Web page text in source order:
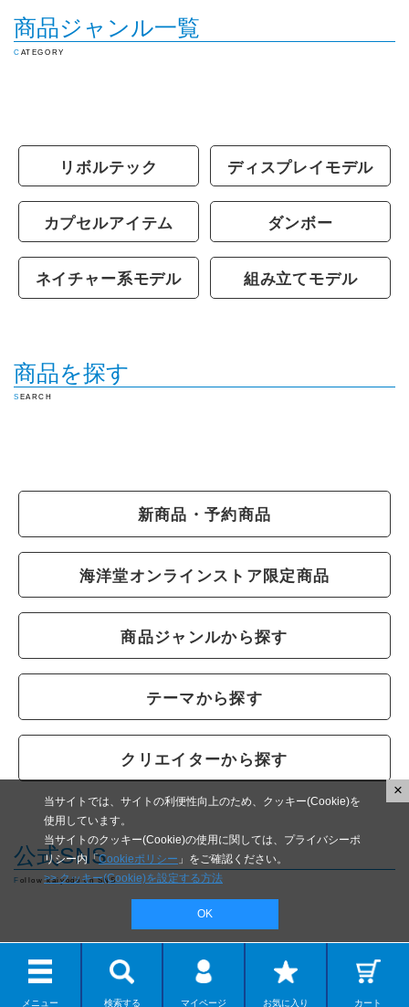
商品ジャンル一覧
CATEGORY
リボルテック ディスプレイモデル
カプセルアイテム ダンボー
ネイチャー系モデル 組み立てモデル
商品を探す
SEARCH
新商品・予約商品
海洋堂オンラインストア限定商品
商品ジャンルから探す
テーマから探す
クリエイターから探す
公式SNS
Follow kaiyodo on SNS
メニュー 検索する マイページ お気に入り カート
当サイトでは、サイトの利便性向上のため、クッキー(Cookie)を
使用しています。
当サイトのクッキー(Cookie)の使用に関しては、プライバシーポ
リシー内「Cookieポリシー 」をご確認ください。
>> クッキー(Cookie)を設定する方法
OK
×